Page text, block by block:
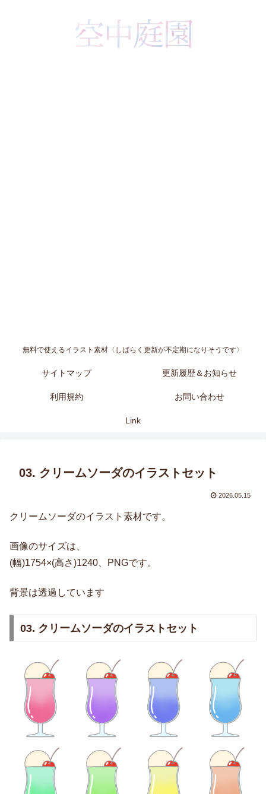
無料で使えるイラスト素材〈しばらく更新が不定期になりそうです〉
サイトマップ 更新履歴＆お知らせ
利用規約 お問い合わせ
Link
03. クリームソーダのイラストセット
2026.05.15
クリームソーダのイラスト素材です。
画像のサイズは、
(幅)1754×(高さ)1240、PNGです。
背景は透過しています
03. クリームソーダのイラストセット